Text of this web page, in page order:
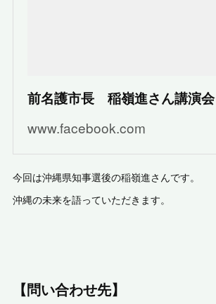
前名護市長 稲嶺進さん講演会
www.facebook.com
今回は沖縄県知事選後の稲嶺進さんです。
沖縄の未来を語っていただきます。
【問い合わせ先】